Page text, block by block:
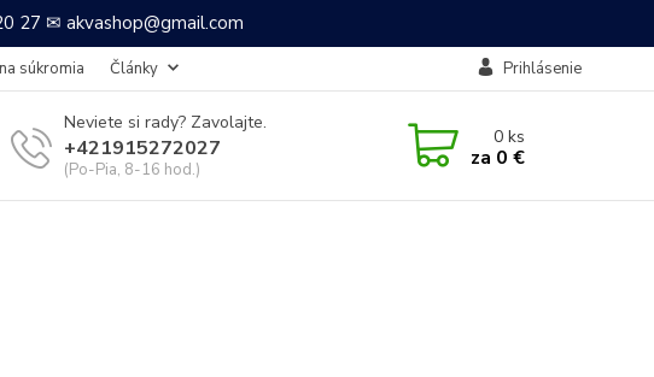
27 ✉ akvashop@gmail.com
súkromia Články Prihlásenie
Neviete si rady? Zavolajte.
+421915272027
(Po-Pia, 8-16 hod.)
0ks
za 0 €